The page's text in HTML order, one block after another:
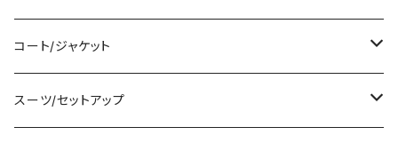
ベアトップ/チューブトップ
カーディガン/ボレロ
ロング/マキシ
袖付き
クロップド丈
ロング丈
ミニ/ショート
ミディアム/ミモレ
コート/ジャケット
コート
スーツ/セットアップ